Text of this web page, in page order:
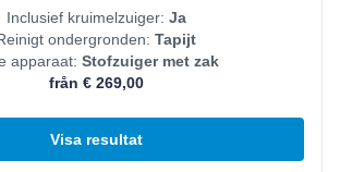
Inclusief kruimelzuiger: Ja
ondergronden: Tapijt
apparaat: Stofzuiger met zak
från € 269,00
Visa resultat